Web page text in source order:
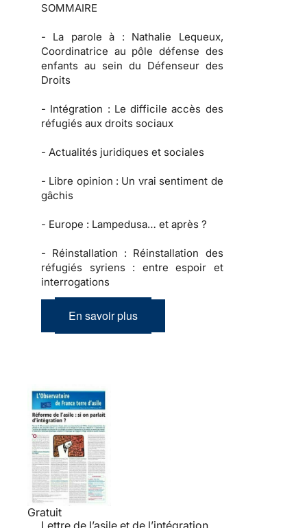
SOMMAIRE
- La parole à : Nathalie Lequeux,
Coordinatrice au pôle défense des
enfants au sein du Défenseur des
Droits
- Intégration : Le difficile accès des
réfugiés aux droits sociaux
- Actualités juridiques et sociales
- Libre opinion : Un vrai sentiment de
gâchis
- Europe : Lampedusa… et après ?
- Réinstallation : Réinstallation des
réfugiés syriens : entre espoir et
interrogations
En savoir plus
Gratuit